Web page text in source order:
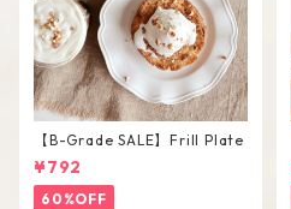
【B-Grade SALE】Frill Plate
¥792
60%OFF